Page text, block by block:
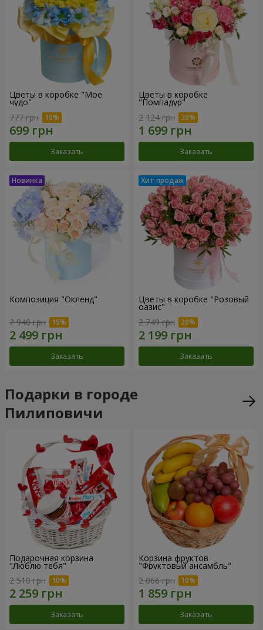
Цветы в коробке "Мое
чудо"
777 грн
Заказать
Цветы в коробке
"Помпадур"
2 124 грн
Заказать
Композиция "Окленд"
2 940 грн
Заказать
Цветы в коробке "Розовый
оазис"
2 749 грн
Заказать
Подарки в городе
Пилиповичи
Подарочная корзина
"Люблю тебя"
2 510 грн
Заказать
Корзина фруктов
"Фруктовый ансамбль"
2 066 грн
Заказать